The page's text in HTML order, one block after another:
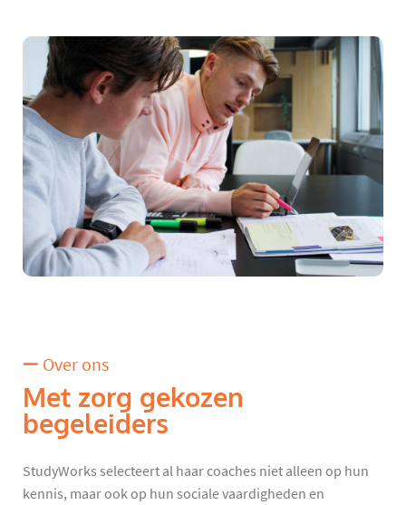
Over ons
Met zorg gekozen
begeleiders
StudyWorks selecteert al haar coaches niet alleen op hun
kennis, maar ook op hun sociale vaardigheden en